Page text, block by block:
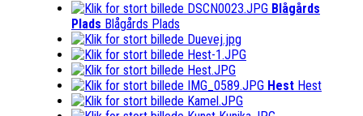
Blågårds
Plads Blågårds Plads
Hest Hest